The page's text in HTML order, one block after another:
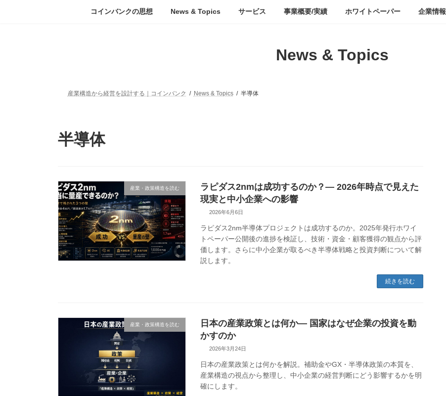
コインバンクの思想 News & Topics サービス 事業概要/実績 ホワイトペーパー 企業情報
News & Topics
産業構造から経営を設計する｜コインバンク News & Topics 半導体
半導体
産業・政策構造を読む
ラピダス2nmは成功するのか？― 2026年時点で見えた
現実と中小企業への影響
2026年6月6日
ラピダス2nm半導体プロジェクトは成功するのか。2025年発行ホワイ
トペーパー公開後の進捗を検証し、技術・資金・顧客獲得の観点から評
価します。さらに中小企業が取るべき半導体戦略と投資判断について解
説します。
続きを読む
産業・政策構造を読む
日本の産業政策とは何か― 国家はなぜ企業の投資を動
かすのか
2026年3月24日
日本の産業政策とは何かを解説。補助金やGX・半導体政策の本質を、
産業構造の視点から整理し、中小企業の経営判断にどう影響するかを明
確にします。